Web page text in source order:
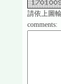
請依上圖
comments: